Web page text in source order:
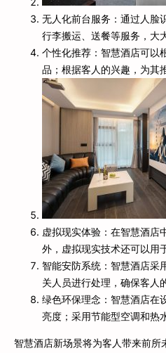
无人化前台服务：通过人脸
行李搬运、送餐等服务，大
个性化推荐：智慧酒店可以
品；根据客人的兴趣，为其
虚拟现实体验：在智慧酒店
外，虚拟现实技术还可以用
智能安防系统：智慧酒店采
关人员进行处理，确保客人
绿色环保理念：智慧酒店在
亮度；采用节能型空调和热
智慧酒店新场景将为客人带来前